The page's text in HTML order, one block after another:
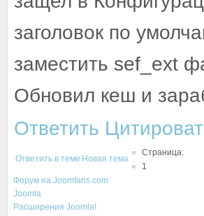
заголовок по
заместить sef_ext
Обновил кеш и
Ответить
Ответить в теме Новая тема
Страница:
1
Форум на Joomfans.com
Joomla
Расширения Joomla!